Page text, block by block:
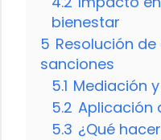
bienestar
5 Resolución
sanciones
5.1 Mediación
5.2 Aplicación
5.3 ¿Qué